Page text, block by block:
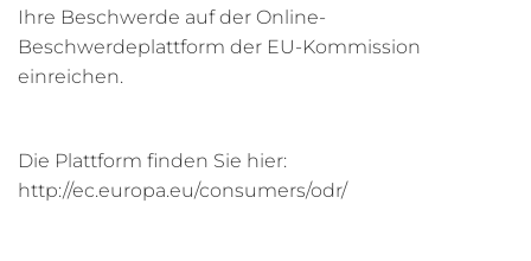
Ihre Beschwerde auf der Online-
Beschwerdeplattform der EU-Kommission
einreichen.
Die Plattform finden Sie hier:
http://ec.europa.eu/consumers/odr/